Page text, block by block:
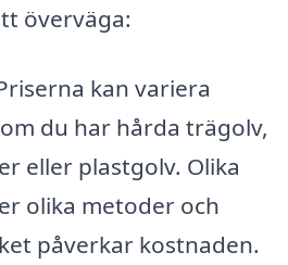
överväga:
kan variera
du har hårda trägolv,
eller plastgolv. Olika
olika metoder och
påverkar kostnaden.